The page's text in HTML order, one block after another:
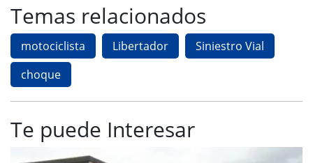
Temas relacionados
motociclista Libertador
Siniestro Vial
choque
Te puede Interesar